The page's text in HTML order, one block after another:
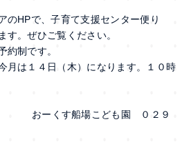
のHPで、子育て支援センター便り
す。ぜひご覧ください。
制です。
月は１４日（木）になります。１０時
こども園 ０２９